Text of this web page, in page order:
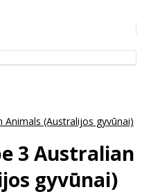
Animals (Australijos gyvūnai)
3 Australian
gyvūnai)